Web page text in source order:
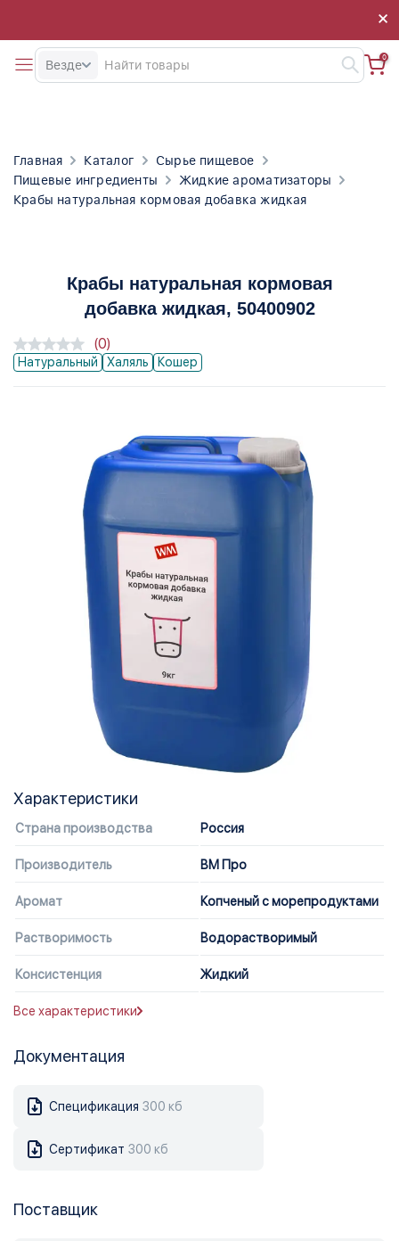
×
×
Везде
0
Главная Каталог
Сырье пищевое
Пищевые ингредиенты
Жидкие ароматизаторы
Крабы натуральная кормовая добавка жидкая
Крабы натуральная кормовая
добавка жидкая, 50400902
Натуральный Халяль Кошер
(0)
Характеристики
Страна производства Россия
Производитель ВМ Про
Аромат Копченый с морепродуктами
Растворимость Водорастворимый
Консистенция Жидкий
Все характеристики
Документация
Спецификация 300 кб
Сертификат 300 кб
Поставщик